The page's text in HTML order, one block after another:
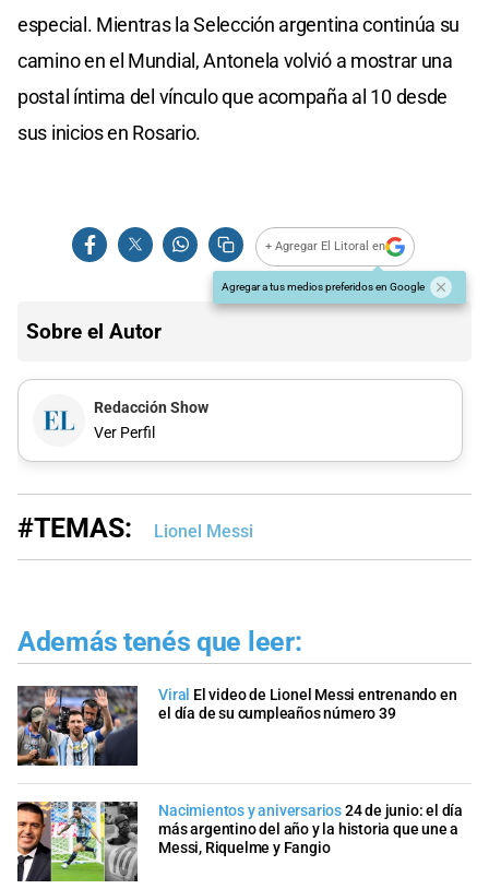
especial. Mientras la Selección argentina continúa su
camino en el Mundial, Antonela volvió a mostrar una
postal íntima del vínculo que acompaña al 10 desde
sus inicios en Rosario.
+ Agregar El Litoral en
Agregar a tus medios preferidos en Google
Sobre el Autor
Redacción Show
Ver Perfil
#TEMAS: Lionel Messi
Además tenés que leer:
Viral El video de Lionel Messi entrenando en
el día de su cumpleaños número 39
Nacimientos y aniversarios24 de junio: el día
más argentino del año y la historia que une a
Messi, Riquelme y Fangio